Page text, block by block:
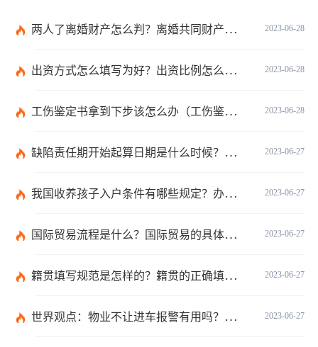
2023-06-28
两人了离婚财产怎么判？离婚共同财产有哪些？_焦点快报
2023-06-28
出资方式怎么填写为好？出资比例怎么填写？
2023-06-28
工伤鉴定书拿到下步该怎么办（工伤鉴定后要是对伤残等级结论不服怎么办）
2023-06-27
缺陷责任期开始起算日期是什么时候？缺陷责任终止证书签发的必要条件是什么？
2023-06-27
我国收养孩子入户条件有哪些规定？办理收养登记的事实收养情况有几种？
2023-06-27
国际贸易流程是什么？国际贸易的具体流程的内容都有哪些？
2023-06-27
籍贯填写规范是怎样的？籍贯的正确填写规范是什么？-天天微动态
2023-06-27
世界观点：物业不让进车报警有用吗？小区不让业主进车该怎么投诉？